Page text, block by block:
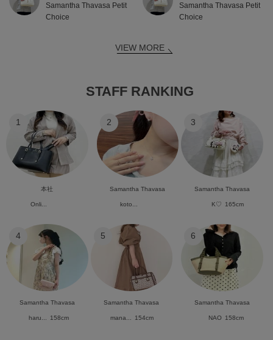
Samantha Thavasa Petit
Choice
Samantha Thavasa Petit
Choice
VIEW MORE
STAFF RANKING
1
本社
Onli...
2
Samantha Thavasa
koto...
3
Samantha Thavasa
K♡ 165cm
4
Samantha Thavasa
haru... 158cm
5
Samantha Thavasa
mana... 154cm
6
Samantha Thavasa
NAO 158cm